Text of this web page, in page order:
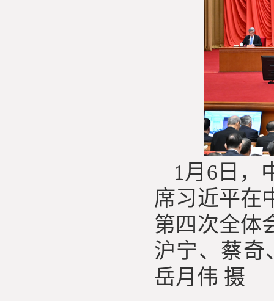
1月6日，
席习近平在
第四次全体
沪宁、蔡奇
岳月伟 摄